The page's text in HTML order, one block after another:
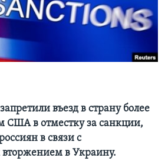
въезд в страну более
США в отместку за санкции,
в связи с
в Украину.